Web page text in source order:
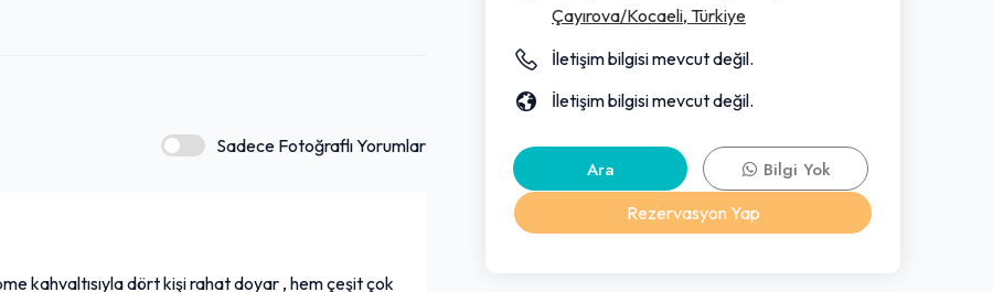
Sadece Fotoğraflı Yorumlar
kahvaltısıyla dört kişi rahat doyar , hem çeşit çok
Çayırova/Kocaeli, Türkiye
İletişim bilgisi mevcut değil.
İletişim bilgisi mevcut değil.
Ara
Bilgi Yok
Rezervasyon Yap